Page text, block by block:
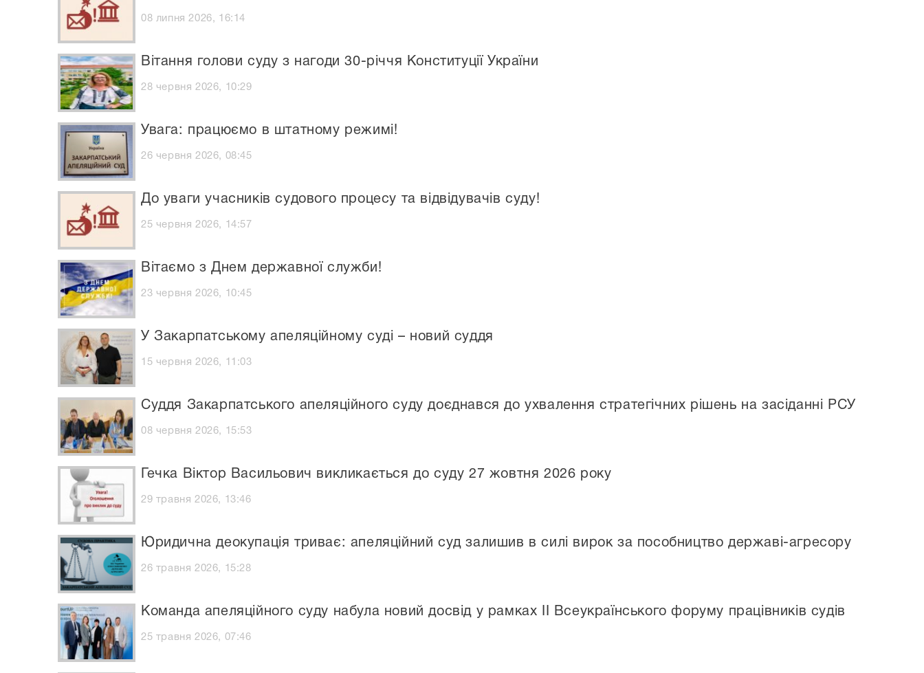
08 липня 2026, 16:14
Вітання голови суду з нагоди 30-річчя Конституції України
28 червня 2026, 10:29
Увага: працюємо в штатному режимі!
26 червня 2026, 08:45
До уваги учасників судового процесу та відвідувачів суду!
25 червня 2026, 14:57
Вітаємо з Днем державної служби!
23 червня 2026, 10:45
У Закарпатському апеляційному суді – новий суддя
15 червня 2026, 11:03
Суддя Закарпатського апеляційного суду доєднався до ухвалення стратегічних рішень на засіданні РСУ
08 червня 2026, 15:53
Гечка Віктор Васильович викликається до суду 27 жовтня 2026 року
29 травня 2026, 13:46
Юридична деокупація триває: апеляційний суд залишив в силі вирок за пособництво державі-агресору
26 травня 2026, 15:28
Команда апеляційного суду набула новий досвід у рамках II Всеукраїнського форуму працівників судів
25 травня 2026, 07:46